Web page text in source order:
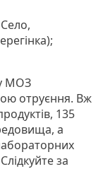
МОЗ
отруєння. Вж
135
а
за